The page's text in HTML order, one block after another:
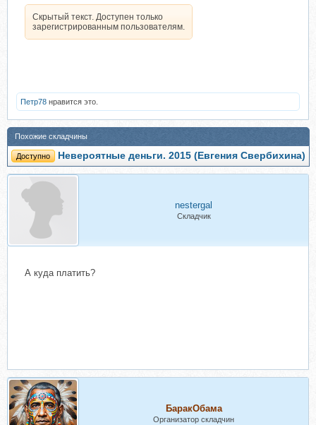
Скрытый текст. Доступен только
зарегистрированным пользователям.
Петр78 нравится это.
Похожие складчины
Доступно Невероятные деньги. 2015 (Евгения Свербихина)
nestergal
Складчик
А куда платить?
БаракОбама
Организатор складчин